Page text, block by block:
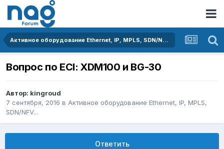
Активное оборудование Ethernet, IP, MPLS, SDN/NFV...
Вопрос по ECI: XDM100 и BG-30
Автор: kingroud
7 сентября, 2016 в Активное оборудование Ethernet, IP, MPLS,
SDN/NFV...
Ответить